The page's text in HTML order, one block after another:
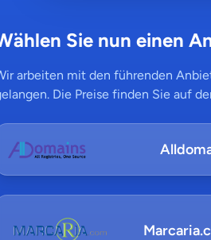
Sie nun einen
arbeiten mit den führenden
Die Preise finden Sie auf